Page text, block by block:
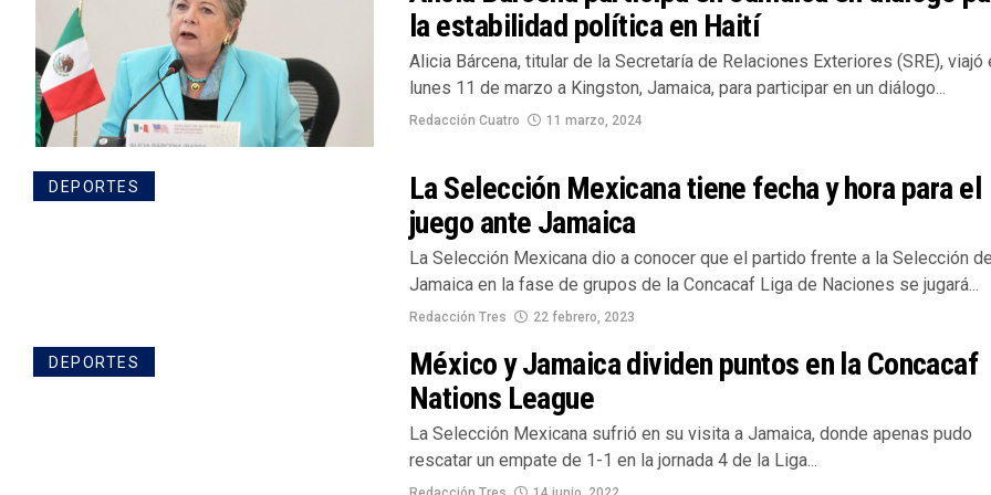
la estabilidad política en Haití
Alicia Bárcena, titular de la Secretaría de Relaciones Exteriores (SRE), viajó
lunes 11 de marzo a Kingston, Jamaica, para participar en un diálogo...
Redacción Cuatro 11 marzo, 2024
DEPORTES
La Selección Mexicana tiene fecha y hora para el
juego ante Jamaica
La Selección Mexicana dio a conocer que el partido frente a la Selección de
Jamaica en la fase de grupos de la Concacaf Liga de Naciones se jugará...
Redacción Tres 22 febrero, 2023
DEPORTES
México y Jamaica dividen puntos en la Concacaf
Nations League
La Selección Mexicana sufrió en su visita a Jamaica, donde apenas pudo
rescatar un empate de 1-1 en la jornada 4 de la Liga...